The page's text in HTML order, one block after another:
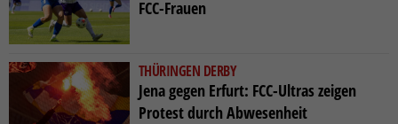
FCC-Frauen
THÜRINGEN DERBY
Jena gegen Erfurt: FCC-Ultras zeigen
Protest durch Abwesenheit